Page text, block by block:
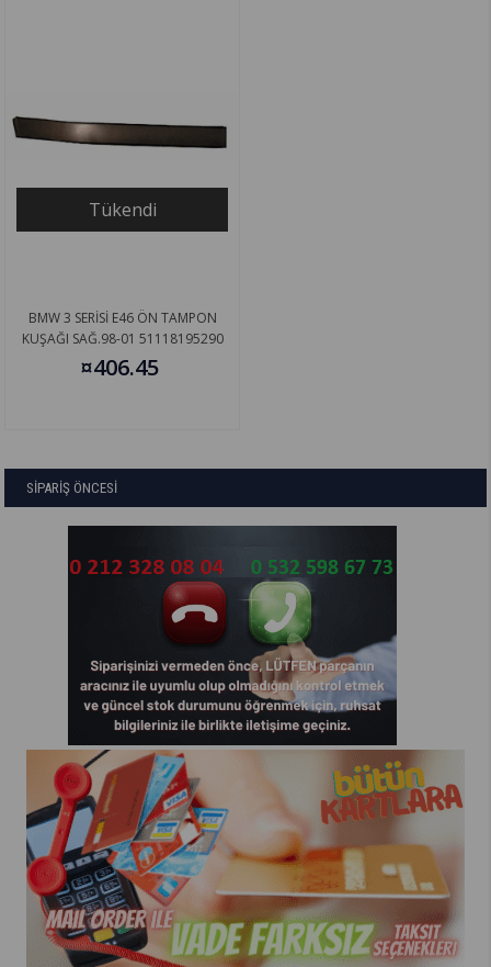
Tükendi
BMW 3 SERİSİ E46 ÖN TAMPON
KUŞAĞI SAĞ.98-01 51118195290
¤406.45
SİPARİŞ ÖNCESİ